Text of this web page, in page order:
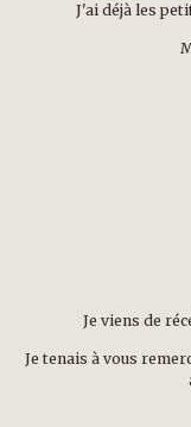
J'ai déjà les
Je viens de
Je tenais à vous